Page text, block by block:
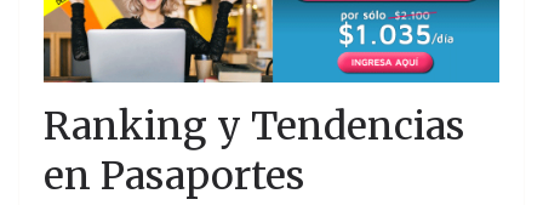
Ranking y Tendencias
en Pasaportes